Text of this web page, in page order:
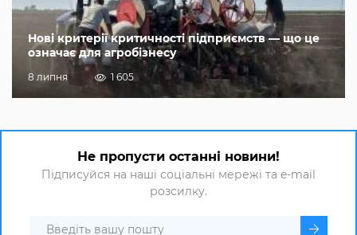
Нові критерії критичності підприємств — що це
означає для агробізнесу
8 липня 1 605
Не пропусти останні новини!
Підписуйся на наші соціальні мережі та e-mail
розсилку.